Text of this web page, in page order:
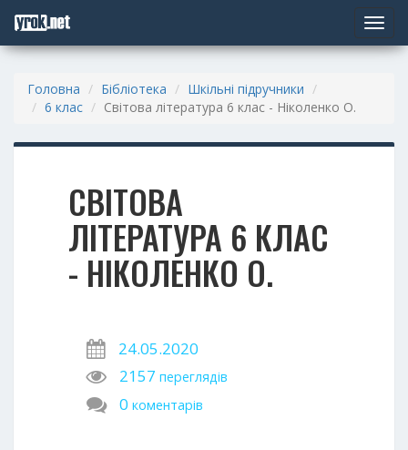
Toggle
Головна Бібліотека
Шкільні підручники
6 клас
Світова література 6 клас - Ніколенко О.
СВІТОВА
ЛІТЕРАТУРА 6 КЛАС
- НІКОЛЕНКО О.
24.05.2020
2157 переглядів
0 коментарів